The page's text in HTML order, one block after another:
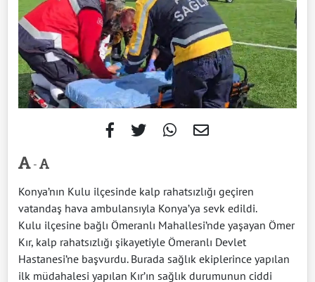
-
Konya’nın Kulu ilçesinde kalp rahatsızlığı geçiren
vatandaş hava ambulansıyla Konya’ya sevk edildi.
Kulu ilçesine bağlı Ömeranlı Mahallesi’nde yaşayan Ömer
Kır, kalp rahatsızlığı şikayetiyle Ömeranlı Devlet
Hastanesi’ne başvurdu. Burada sağlık ekiplerince yapılan
ilk müdahalesi yapılan Kır’ın sağlık durumunun ciddi